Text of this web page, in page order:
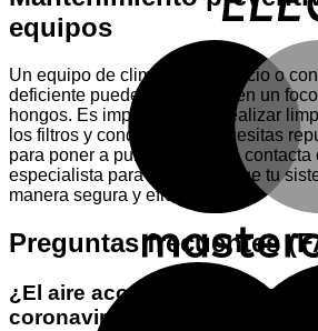
equipos
Un equipo de climatización sucio o
deficiente puede convertirse en un
hongos. Es imprescindible realizar
los filtros y conductos. Si necesitas
para poner a punto tu equipo, contacta
especialista para garantizar que tu
manera segura y eficiente.
Preguntas frecuentes
¿El aire acondicionado
coronavirus?